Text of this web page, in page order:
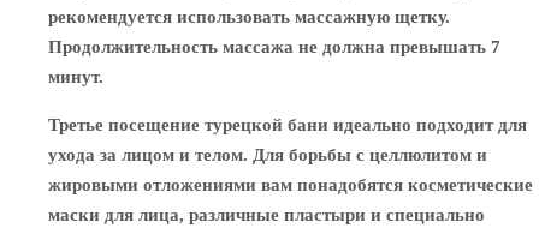
рекомендуется использовать массажную щетку.
Продолжительность массажа не должна превышать 7
минут.
Третье посещение турецкой бани идеально подходит для
ухода за лицом и телом. Для борьбы с целлюлитом и
жировыми отложениями вам понадобятся косметические
маски для лица, различные пластыри и специально